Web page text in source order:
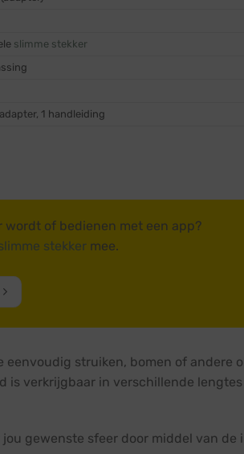
slimme stekker
1 handleiding
of bedienen met een app?
stekker mee.
struiken, bomen of andere
verkrijgbaar in verschillende lengtes
gewenste sfeer door middel van de